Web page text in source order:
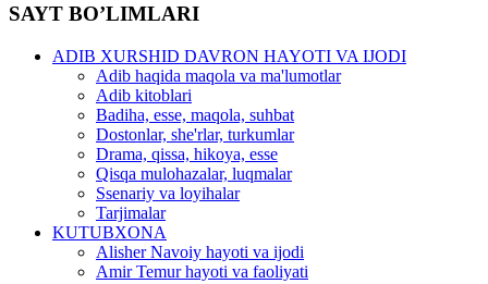
SAYT BO’LIMLARI
ADIB XURSHID DAVRON HAYOTI VA IJODI
Adib haqida maqola va ma'lumotlar
Adib kitoblari
Badiha, esse, maqola, suhbat
Dostonlar, she'rlar, turkumlar
Drama, qissa, hikoya, esse
Qisqa mulohazalar, luqmalar
Ssenariy va loyihalar
Tarjimalar
KUTUBXONA
Alisher Navoiy hayoti va ijodi
Amir Temur hayoti va faoliyati